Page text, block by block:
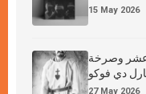
15 May 2026
عشر وصرخة
دي فوكو
27 May 2026